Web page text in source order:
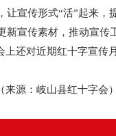
让宣传形式“活”起来，
新宣传素材，推动宣传
还对近期红十字宣传
源：岐山县红十字会